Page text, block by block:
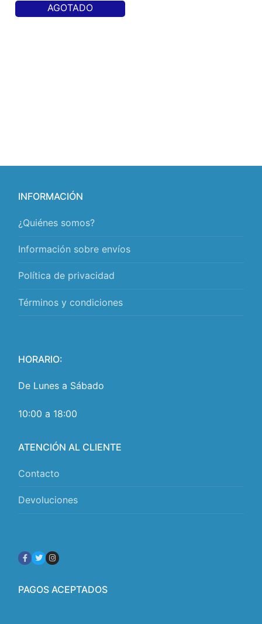
AGOTADO
INFORMACIÓN
¿Quiénes somos?
Información sobre envíos
Política de privacidad
Términos y condiciones
HORARIO:
De Lunes a Sábado
10:00 a 18:00
ATENCIÓN AL CLIENTE
Contacto
Devoluciones
PAGOS ACEPTADOS